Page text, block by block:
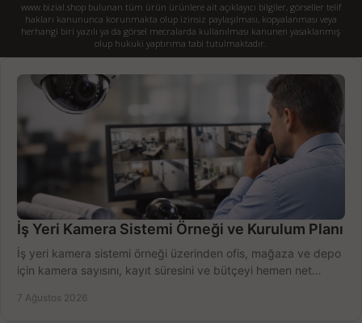
www.bizial.shop bulunan tüm ürün ürünlere ait açıklayıcı bilgiler, görseller telif
hakları kanununca korunmakta olup izinsiz paylaşılması, kopyalanması veya
herhangi biri yazılı ya da görsel mecralarda kullanılması kanunen yasaklanmış
olup hukuki yaptırıma tabi tutulmaktadır.
İş Yeri Kamera Sistemi Örneği ve Kurulum Planı
İş yeri kamera sistemi örneği üzerinden ofis, mağaza ve depo
için kamera sayısını, kayıt süresini ve bütçeyi hemen net
7 Ağustos 2026